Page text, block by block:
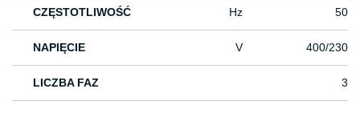
CZĘSTOTLIWOŚĆ Hz 50
NAPIĘCIE V 400/230
LICZBA FAZ 3